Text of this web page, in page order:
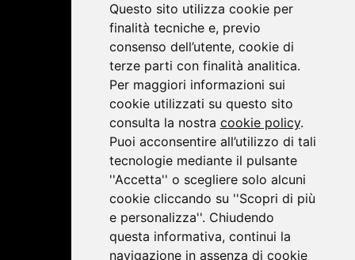
Questo sito utilizza cookie per
finalità tecniche e, previo
consenso dell’utente, cookie di
terze parti con finalità analitica.
Per maggiori informazioni sui
cookie utilizzati su questo sito
consulta la nostra cookie policy.
Puoi acconsentire all’utilizzo di tali
tecnologie mediante il pulsante
''Accetta'' o scegliere solo alcuni
cookie cliccando su ''Scopri di più
e personalizza''. Chiudendo
questa informativa, continui la
navigazione in assenza di cookie